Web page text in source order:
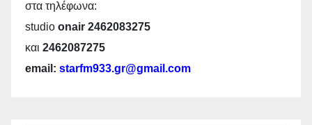
στα τηλέφωνα:
studio onair 2462083275
και 2462087275
email: starfm933.gr@gmail.com